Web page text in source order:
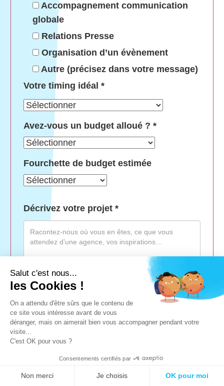
Salut c'est nous...
les Cookies !
On a attendu d'être sûrs que le contenu de
ce site vous intéresse avant de vous
déranger, mais on aimerait bien vous accompagner pendant votre
visite...
C'est OK pour vous ?
Consentements certifiés par
Non merci Je choisis OK pour moi
Accompagnement communication
globale
Relations Presse
Organisation d’un évènement
Autre (précisez dans votre message)
Votre timing idéal *
Avez-vous un budget alloué ? *
Fourchette de budget estimée
Décrivez votre projet *
Joindre un brief ou un document